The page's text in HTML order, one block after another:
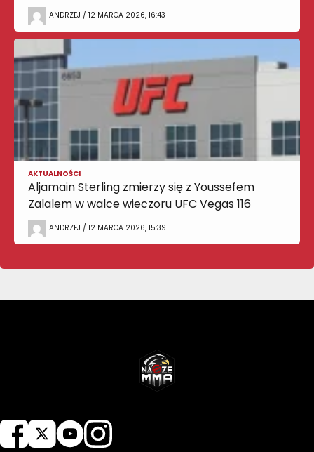
ANDRZEJ / 12 MARCA 2026, 16:43
AKTUALNOŚCI
Aljamain Sterling zmierzy się z Youssefem
Zalalem w walce wieczoru UFC Vegas 116
ANDRZEJ / 12 MARCA 2026, 15:39